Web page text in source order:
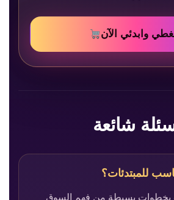
وابدئي الآن
شائعة
للمبتدئات؟
بخطوات بسيطة من فهم السوق